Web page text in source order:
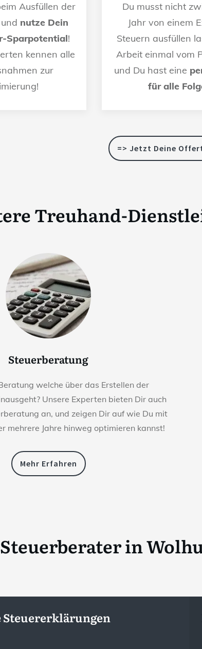
Ausfüllen der
nutze Dein
Sparpotential!
kennen alle
zur
Du musst nicht
Jahr von einem
Steuern ausfüllen
Arbeit einmal vom
und Du hast eine
für alle
=> Jetzt Deine
Treuhand-
Steuerberatung
welche über das Erstellen der
Unsere Experten bieten Dir auch
an, und zeigen Dir auf wie Du mit
mehrere Jahre hinweg optimieren kannst!
Mehr Erfahren
in
Steuererklärungen